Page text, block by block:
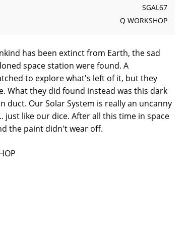
SGAL67
Q WORKSHOP
has been extinct from Earth, the sad
space station were found. A
to explore what's left of it, but they
What they did found instead was this dark
duct. Our Solar System is really an uncanny
just like our dice. After all this time in space
the paint didn't wear off.